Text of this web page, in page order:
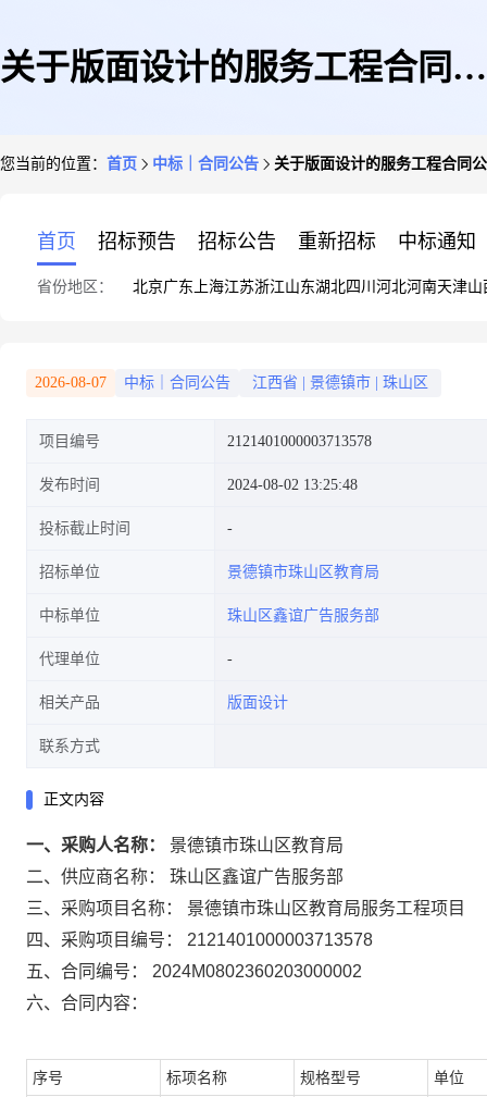
关于版面设计的服务工程合同公
您当前的位置： 首页 中标｜合同公告 关于版面设计的服务工程合同
首页 招标预告 招标公告 重新招标 中标通知
省份地区： 北京广东 上海江苏浙江山东湖北四川 河北河南天津山
2026-08-07 中标｜合同公告 江西省 景德镇市 珠山区
项目编号 2121401000003713578
发布时间 2024-08-02 13:25:48
投标截止时间
招标单位 景德镇市珠山区教育局
中标单位 珠山区鑫谊广告服务部
代理单位
相关产品 版面设计
联系方式
正文内容
一、采购人名称：
景德镇市珠山区教育局
二、供应商名称：
珠山区鑫谊广告服务部
三、采购项目名称：
景德镇市珠山区教育局服务工程项目
四、采购项目编号：
2121401000003713578
五、合同编号：
2024M0802360203000002
六、合同内容：
序号 标项名称 规格型号 单位